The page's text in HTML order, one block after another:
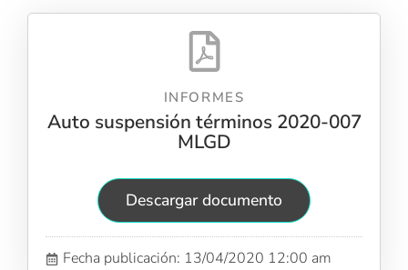
INFORMES
Auto suspensión términos 2020-007
MLGD
Descargar documento
Fecha publicación: 13/04/2020 12:00 am